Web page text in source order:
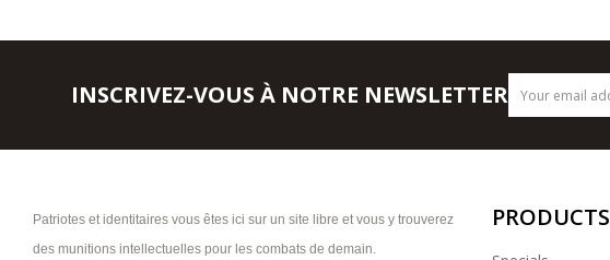
INSCRIVEZ-VOUS À NOTRE NEWSLETTER
Patriotes et identitaires vous êtes ici sur un site libre et vous y trouverez
des munitions intellectuelles pour les combats de demain.
PRODUCTS